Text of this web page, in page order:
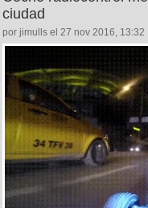
ciudad
por jimulls el 27 nov 2016, 13:32